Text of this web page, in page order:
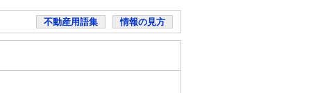
不動産用語集 情報の見方